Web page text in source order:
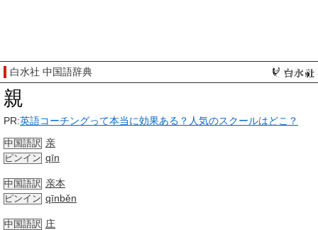
白水社 中国語辞典
親
PR:英語コーチングって本当に効果ある？人気のスクールはどこ？
中国語訳 亲
ピンイン qīn
中国語訳 亲本
ピンイン qīnběn
中国語訳 庄